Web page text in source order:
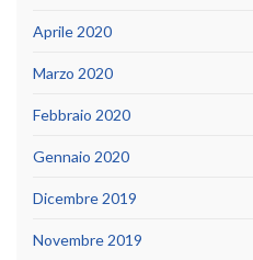
Aprile 2020
Marzo 2020
Febbraio 2020
Gennaio 2020
Dicembre 2019
Novembre 2019